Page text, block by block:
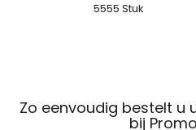
5555 Stuk
Zo eenvoudig bestelt u
bij